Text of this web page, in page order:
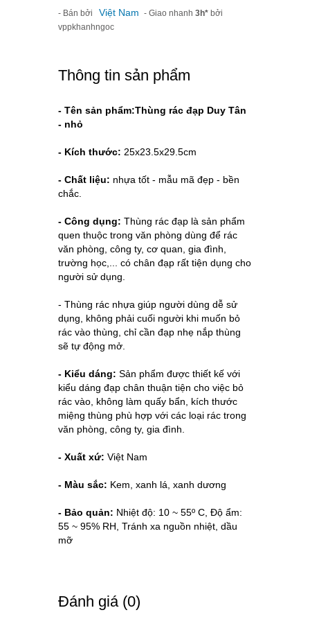
- Bán bởi Việt Nam - Giao nhanh 3h* bởi
vppkhanhngoc
Thông tin sản phẩm
- Tên sản phẩm:Thùng rác đạp Duy Tân
- nhỏ
- Kích thước: 25x23.5x29.5cm
- Chất liệu: nhựa tốt - mẫu mã đẹp - bền
chắc.
- Công dụng: Thùng rác đạp là sản phẩm
quen thuộc trong văn phòng dùng để rác
văn phòng, công ty, cơ quan, gia đình,
trường học,... có chân đạp rất tiện dụng cho
người sử dụng.
- Thùng rác nhựa giúp người dùng dễ sử
dụng, không phải cuối người khi muốn bỏ
rác vào thùng, chỉ cần đạp nhẹ nắp thùng
sẽ tự động mở.
- Kiểu dáng: Sản phẩm được thiết kế với
kiểu dáng đạp chân thuận tiện cho việc bỏ
rác vào, không làm quấy bẩn, kích thước
miệng thùng phù hợp với các loại rác trong
văn phòng, công ty, gia đình.
- Xuất xứ: Việt Nam
- Màu sắc: Kem, xanh lá, xanh dương
- Bảo quản: Nhiệt độ: 10 ~ 55º C, Độ ẩm:
55 ~ 95% RH, Tránh xa nguồn nhiệt, dầu
mỡ
Ðánh giá (0)